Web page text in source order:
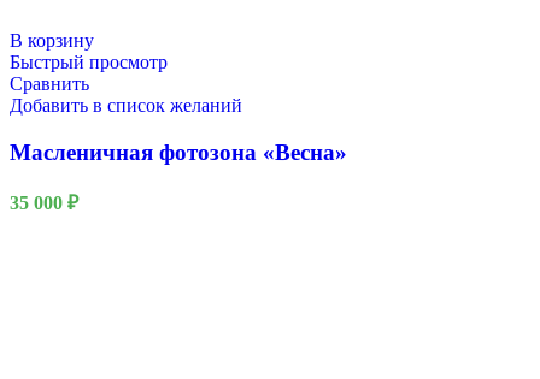
В корзину
Быстрый просмотр
Сравнить
Добавить в список желаний
Масленичная фотозона «Весна»
35 000 ₽